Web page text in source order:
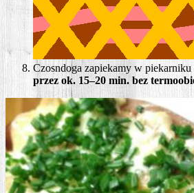
Czo­sn­do­ga zapie­ka­my w pie­kar­ni­ku
przez ok. 15–20 min. bez